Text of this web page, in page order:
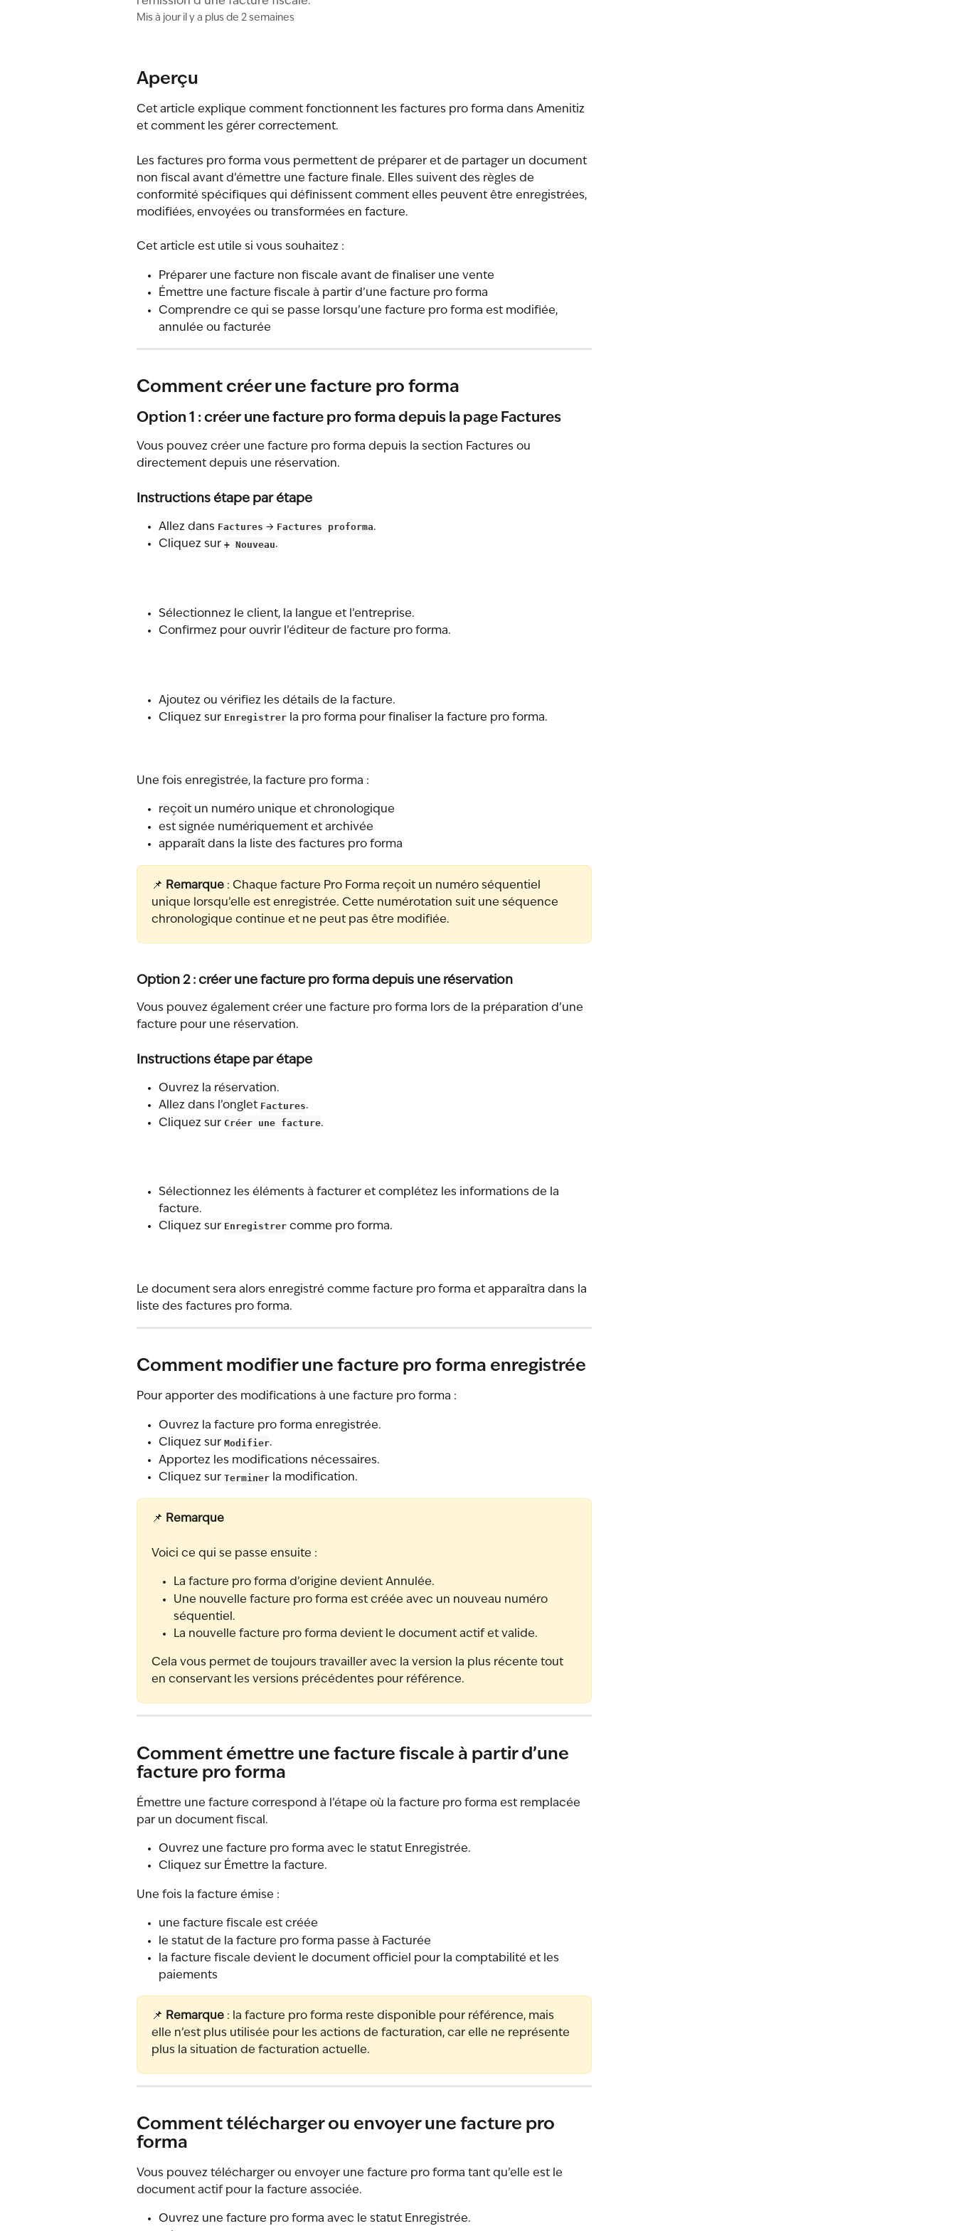
Mis à jour il y a plus de 2 semaines
Aperçu
Cet article explique comment fonctionnent les factures pro forma dans Amenitiz
et comment les gérer correctement.
Les factures pro forma vous permettent de préparer et de partager un document
non fiscal avant d’émettre une facture finale. Elles suivent des règles de
conformité spécifiques qui définissent comment elles peuvent être enregistrées,
modifiées, envoyées ou transformées en facture.
Cet article est utile si vous souhaitez :
Préparer une facture non fiscale avant de finaliser une vente
Émettre une facture fiscale à partir d’une facture pro forma
Comprendre ce qui se passe lorsqu’une facture pro forma est modifiée,
annulée ou facturée
Comment créer une facture pro forma
Option 1 : créer une facture pro forma depuis la page Factures
Vous pouvez créer une facture pro forma depuis la section Factures ou
directement depuis une réservation.
Instructions étape par étape
Allez dans Factures → Factures proforma.
Cliquez sur + Nouveau.
Sélectionnez le client, la langue et l’entreprise.
Confirmez pour ouvrir l’éditeur de facture pro forma.
Ajoutez ou vérifiez les détails de la facture.
Cliquez sur Enregistrer la pro forma pour finaliser la facture pro forma.
Une fois enregistrée, la facture pro forma :
reçoit un numéro unique et chronologique
est signée numériquement et archivée
apparaît dans la liste des factures pro forma
📌 Remarque : Chaque facture Pro Forma reçoit un numéro séquentiel
unique lorsqu’elle est enregistrée. Cette numérotation suit une séquence
chronologique continue et ne peut pas être modifiée.
Option 2 : créer une facture pro forma depuis une réservation
Vous pouvez également créer une facture pro forma lors de la préparation d’une
facture pour une réservation.
Instructions étape par étape
Ouvrez la réservation.
Allez dans l’onglet Factures.
Cliquez sur Créer une facture.
Sélectionnez les éléments à facturer et complétez les informations de la
facture.
Cliquez sur Enregistrer comme pro forma.
Le document sera alors enregistré comme facture pro forma et apparaîtra dans la
liste des factures pro forma.
Comment modifier une facture pro forma enregistrée
Pour apporter des modifications à une facture pro forma :
Ouvrez la facture pro forma enregistrée.
Cliquez sur Modifier.
Apportez les modifications nécessaires.
Cliquez sur Terminer la modification.
📌 Remarque
Voici ce qui se passe ensuite :
La facture pro forma d’origine devient Annulée.
Une nouvelle facture pro forma est créée avec un nouveau numéro
séquentiel.
La nouvelle facture pro forma devient le document actif et valide.
Cela vous permet de toujours travailler avec la version la plus récente tout
en conservant les versions précédentes pour référence.
Comment émettre une facture fiscale à partir d’une
facture pro forma
Émettre une facture correspond à l’étape où la facture pro forma est remplacée
par un document fiscal.
Ouvrez une facture pro forma avec le statut Enregistrée.
Cliquez sur Émettre la facture.
Une fois la facture émise :
une facture fiscale est créée
le statut de la facture pro forma passe à Facturée
la facture fiscale devient le document officiel pour la comptabilité et les
paiements
📌 Remarque : la facture pro forma reste disponible pour référence, mais
elle n’est plus utilisée pour les actions de facturation, car elle ne représente
plus la situation de facturation actuelle.
Comment télécharger ou envoyer une facture pro
forma
Vous pouvez télécharger ou envoyer une facture pro forma tant qu’elle est le
document actif pour la facture associée.
Ouvrez une facture pro forma avec le statut Enregistrée.